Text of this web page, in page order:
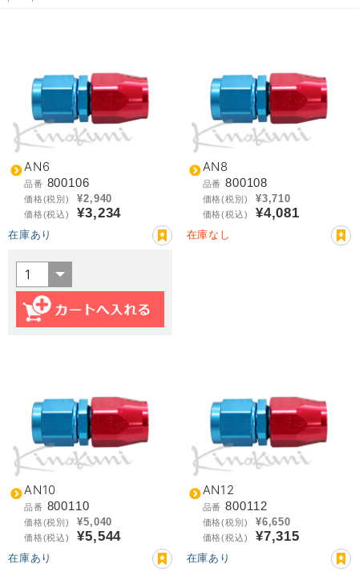
AN6
品番 800106
価格(税別) ¥2,940
価格(税込) ¥3,234
在庫あり
AN8
品番 800108
価格(税別) ¥3,710
価格(税込) ¥4,081
在庫なし
AN10
品番 800110
価格(税別) ¥5,040
価格(税込) ¥5,544
在庫あり
AN12
品番 800112
価格(税別) ¥6,650
価格(税込) ¥7,315
在庫あり